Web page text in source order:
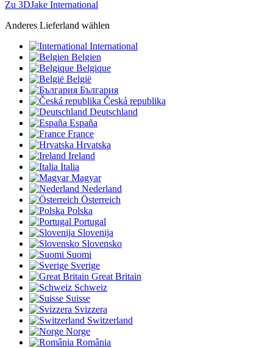
Zu 3DJake International
Anderes Lieferland wählen
International
Belgien
Belgique
België
България
Česká republika
Deutschland
España
France
Hrvatska
Ireland
Italia
Magyar
Nederland
Österreich
Polska
Portugal
Slovenija
Slovensko
Suomi
Sverige
Great Britain
Schweiz
Suisse
Svizzera
Switzerland
Norge
România